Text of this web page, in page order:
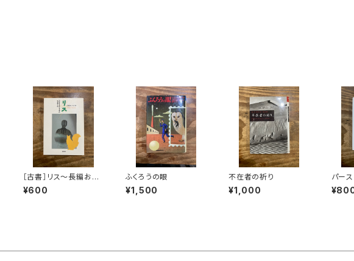
［古書］リス〜長編おと
ぎ話
¥600
ふくろうの眼
¥1,500
不在者の祈り
¥1,000
パー